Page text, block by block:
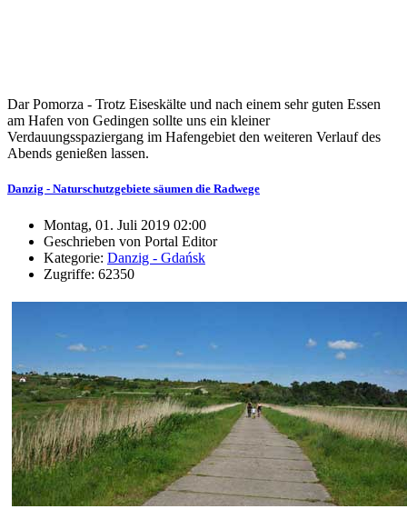
Dar Pomorza - Trotz Eiseskälte und nach einem sehr guten Essen
am Hafen von Gedingen sollte uns ein kleiner
Verdauungsspaziergang im Hafengebiet den weiteren Verlauf des
Abends genießen lassen.
Danzig - Naturschutzgebiete säumen die Radwege
Montag, 01. Juli 2019 02:00
Geschrieben von Portal Editor
Kategorie: Danzig - Gdańsk
Zugriffe: 62350